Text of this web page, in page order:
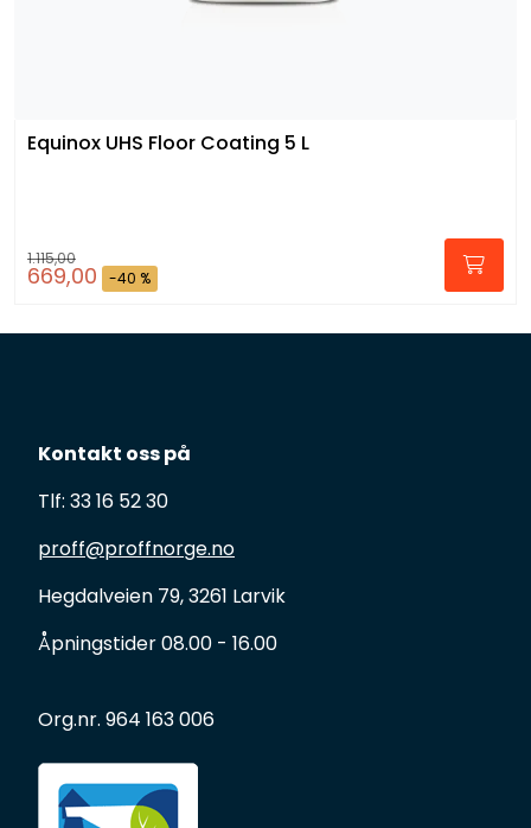
Equinox UHS Floor Coating 5 L
1.115,00
669,00 -40 %
Kontakt oss på
Tlf: 33 16 52 30
proff@proffnorge.no
Hegdalveien 79, 3261 Larvik
Åpningstider 08.00 - 16.00
Org.nr. 964 163 006